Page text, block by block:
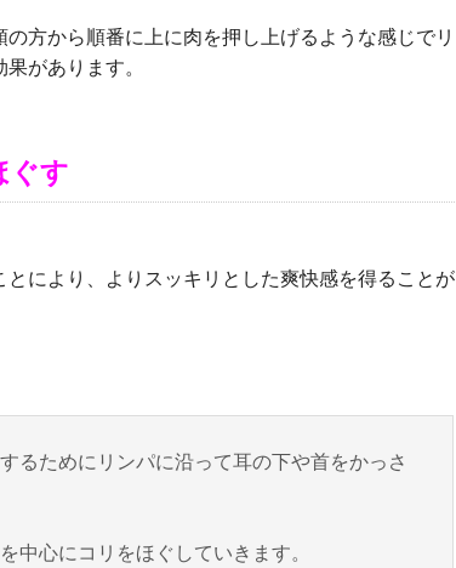
方から順番に上に肉を押し上げるような感じでリ
があります。
ぐす
により、よりスッキリとした爽快感を得ることが
ためにリンパに沿って耳の下や首をかっさ
心にコリをほぐしていきます。